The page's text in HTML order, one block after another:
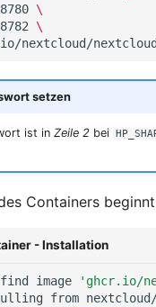
\
\
setzen
ist in Zeile 2bei
Containers
- Installation
find image
'ghcr.io/
from